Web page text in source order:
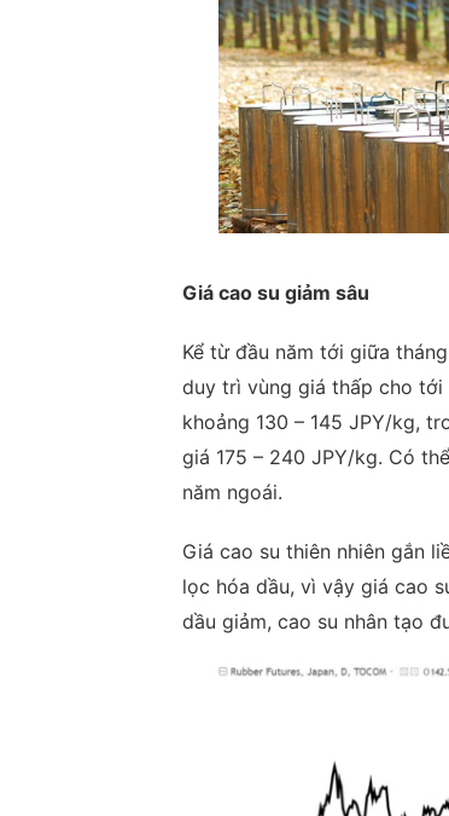
Giá cao su giảm sâu
Kể từ đầu năm tới giữa
duy trì vùng giá thấp cho tới
khoảng 130 – 145 JPY/kg,
giá 175 – 240 JPY/kg. Có
năm ngoái.
Giá cao su thiên nhiên gắn
lọc hóa dầu, vì vậy giá cao
dầu giảm, cao su nhân tạo